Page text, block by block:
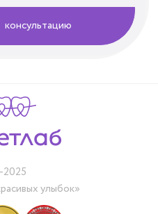
консультацию
2025
улыбок»